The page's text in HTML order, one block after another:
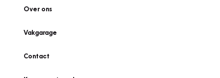
Over ons
Vakgarage
Contact